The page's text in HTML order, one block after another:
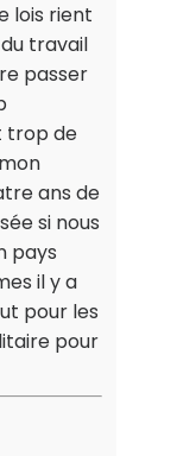
lois rient
travail
passer
trop de
ans de
si nous
pays
il y a
pour les
pour